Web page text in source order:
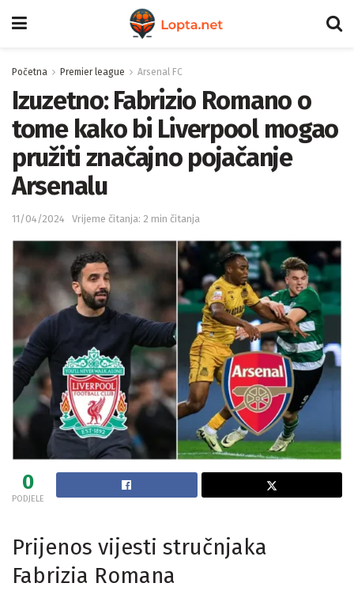
Početna Premier league Arsenal FC
Izuzetno: Fabrizio Romano o
tome kako bi Liverpool mogao
pružiti značajno pojačanje
Arsenalu
11/04/2024 Vrijeme čitanja: 2 min čitanja
0
PODJELE
Prijenos vijesti stručnjaka
Fabrizia Romana